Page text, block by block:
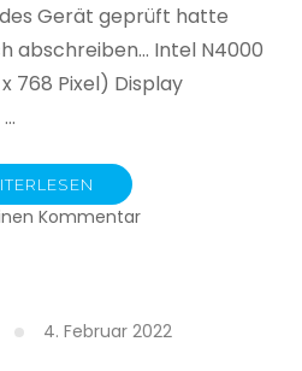
Gerät geprüft hatte
abschreiben… Intel N4000
x 768 Pixel) Display
Kommentarzu
4. Februar 2022